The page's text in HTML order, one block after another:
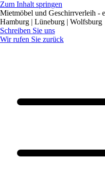
Zum Inhalt springen
Mietmöbel und Geschirrverleih -
Hamburg | Lüneburg | Wolfsburg
Schreiben Sie uns
Wir rufen Sie zurück